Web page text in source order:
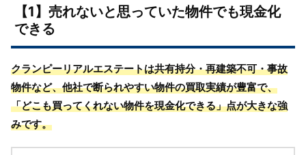
【1】売れないと思っていた物件でも現金化
できる
クランピーリアルエステートは共有持分・再建築不可・事故
物件など、他社で断られやすい物件の買取実績が豊富で、
「どこも買ってくれない物件を現金化できる」点が大きな強
みです。